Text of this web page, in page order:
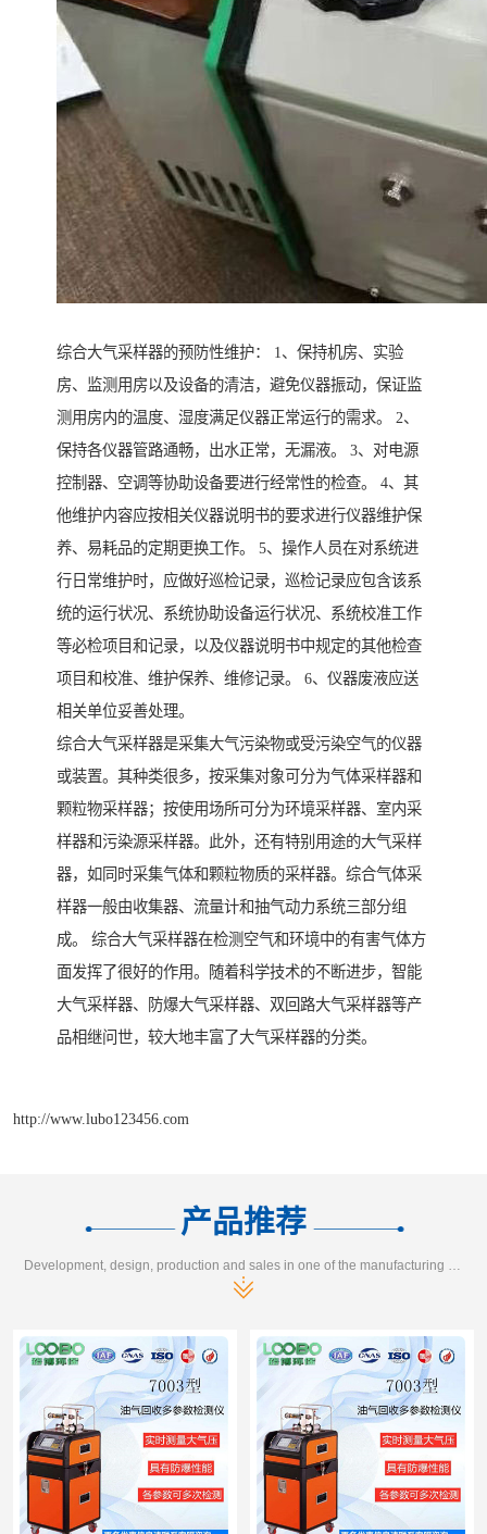
综合大气采样器的预防性维护： 1、保持机房、实验
房、监测用房以及设备的清洁，避免仪器振动，保证监
测用房内的温度、湿度满足仪器正常运行的需求。 2、
保持各仪器管路通畅，出水正常，无漏液。 3、对电源
控制器、空调等协助设备要进行经常性的检查。 4、其
他维护内容应按相关仪器说明书的要求进行仪器维护保
养、易耗品的定期更换工作。 5、操作人员在对系统进
行日常维护时，应做好巡检记录，巡检记录应包含该系
统的运行状况、系统协助设备运行状况、系统校准工作
等必检项目和记录，以及仪器说明书中规定的其他检查
项目和校准、维护保养、维修记录。 6、仪器废液应送
相关单位妥善处理。
综合大气采样器是采集大气污染物或受污染空气的仪器
或装置。其种类很多，按采集对象可分为气体采样器和
颗粒物采样器；按使用场所可分为环境采样器、室内采
样器和污染源采样器。此外，还有特别用途的大气采样
器，如同时采集气体和颗粒物质的采样器。综合气体采
样器一般由收集器、流量计和抽气动力系统三部分组
成。 综合大气采样器在检测空气和环境中的有害气体方
面发挥了很好的作用。随着科学技术的不断进步，智能
大气采样器、防爆大气采样器、双回路大气采样器等产
品相继问世，较大地丰富了大气采样器的分类。
http://www.lubo123456.com
产品推荐